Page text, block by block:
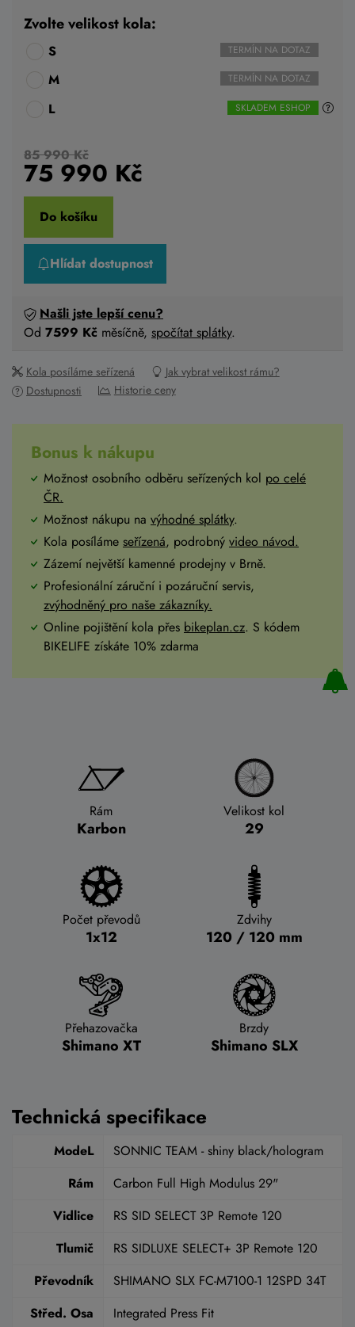
Zvolte velikost kola:
S TERMÍN NA DOTAZ
M TERMÍN NA DOTAZ
L SKLADEM ESHOP
85 990 Kč
75 990 Kč
Do košíku
Hlídat dostupnost
Našli jste lepší cenu?
Od 7599 Kč měsíčně, spočítat splátky.
Kola posíláme seřízená
Jak vybrat velikost rámu?
Dostupnosti
Historie ceny
Bonus k nákupu
Možnost osobního odběru seřízených kol po celé
ČR.
Možnost nákupu na výhodné splátky.
Kola posíláme seřízená, podrobný video návod.
Zázemí největší kamenné prodejny v Brně.
Profesionální záruční i pozáruční servis,
zvýhodněný pro naše zákazníky.
Online pojištění kola přes bikeplan.cz. S kódem
BIKELIFE získáte 10% zdarma
Rám
Karbon
Velikost kol
29
Počet převodů
1x12
Zdvihy
120 / 120 mm
Přehazovačka
Shimano XT
Brzdy
Shimano SLX
Technická specifikace
ModeL
SONNIC TEAM - shiny black/hologram
Rám
Carbon Full High Modulus 29"
Vidlice
RS SID SELECT 3P Remote 120
Tlumič
RS SIDLUXE SELECT+ 3P Remote 120
Převodník
SHIMANO SLX FC-M7100-1 12SPD 34T
Střed. Osa
Integrated Press Fit